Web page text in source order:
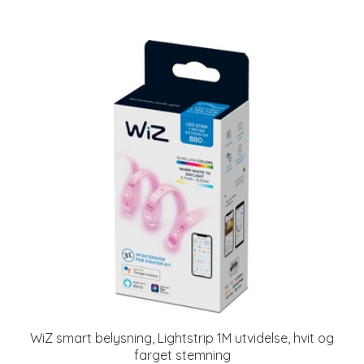
WiZ smart belysning, Lightstrip 1M utvidelse, hvit og
farget stemning